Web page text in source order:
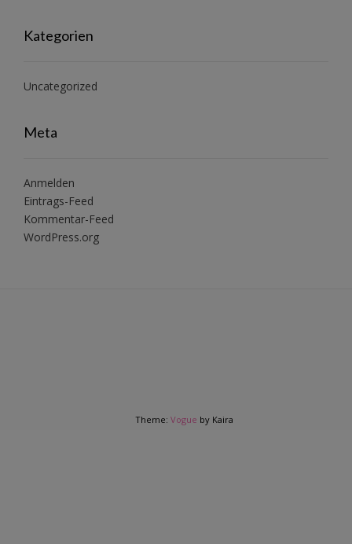
Kategorien
Uncategorized
Meta
Anmelden
Eintrags-Feed
Kommentar-Feed
WordPress.org
Theme: Vogue by Kaira